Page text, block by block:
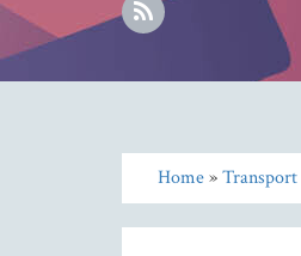
Home»Transport